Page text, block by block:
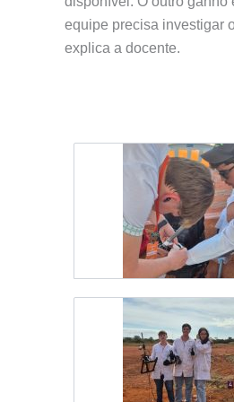
equipe precisa investigar
explica a docente.